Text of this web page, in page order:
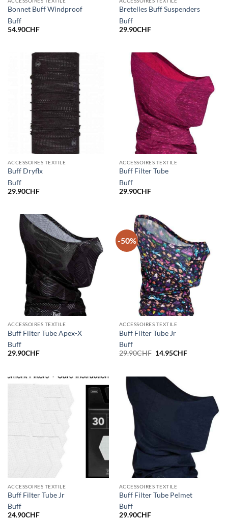
Bonnet Buff Windproof
Buff
54.90CHF
Bretelles Buff Suspenders
Buff
29.90CHF
ACCESSOIRES TEXTILE
Buff Dryflx
Buff
29.90CHF
ACCESSOIRES TEXTILE
Buff Filter Tube
Buff
29.90CHF
ACCESSOIRES TEXTILE
Buff Filter Tube Apex-X
Buff
29.90CHF
-50%
ACCESSOIRES TEXTILE
Buff Filter Tube Jr
Buff
29.90CHF Le
29.90CHF.
14.95CHFLe
ACCESSOIRES TEXTILE
Buff Filter Tube Jr
Buff
24.90CHF
ACCESSOIRES TEXTILE
Buff Filter Tube Pelmet
Buff
29.90CHF